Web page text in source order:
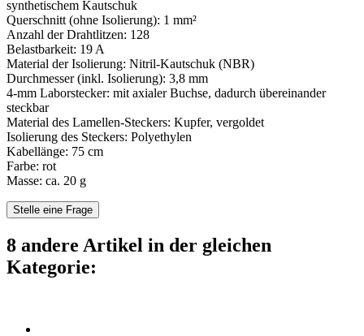
synthetischem Kautschuk
Querschnitt (ohne Isolierung): 1 mm²
Anzahl der Drahtlitzen: 128
Belastbarkeit: 19 A
Material der Isolierung: Nitril-Kautschuk (NBR)
Durchmesser (inkl. Isolierung): 3,8 mm
4-mm Laborstecker: mit axialer Buchse, dadurch übereinander
steckbar
Material des Lamellen-Steckers: Kupfer, vergoldet
Isolierung des Steckers: Polyethylen
Kabellänge: 75 cm
Farbe: rot
Masse: ca. 20 g
Stelle eine Frage
8 andere Artikel in der gleichen
Kategorie: